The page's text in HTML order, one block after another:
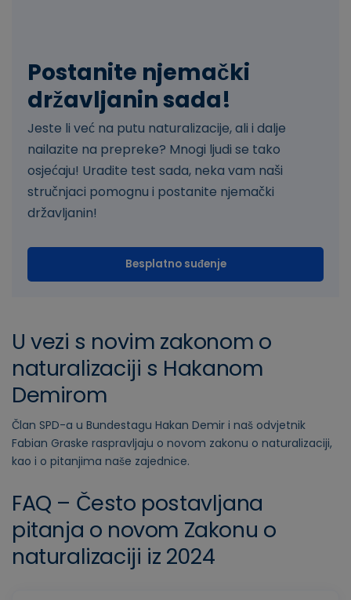
Postanite njemački
državljanin sada!
Jeste li već na putu naturalizacije, ali i dalje
nailazite na prepreke? Mnogi ljudi se tako
osjećaju! Uradite test sada, neka vam naši
stručnjaci pomognu i postanite njemački
državljanin!
Besplatno suđenje
U vezi s novim zakonom o
naturalizaciji s Hakanom
Demirom
Član SPD-a u Bundestagu Hakan Demir i naš odvjetnik
Fabian Graske raspravljaju o novom zakonu o naturalizaciji,
kao i o pitanjima naše zajednice.
FAQ – Često postavljana
pitanja o novom Zakonu o
naturalizaciji iz 2024